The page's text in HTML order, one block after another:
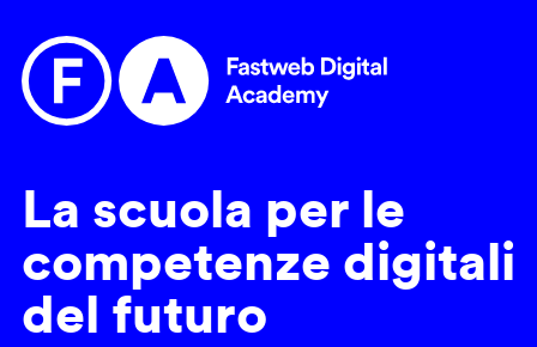
La scuola per le
competenze digitali
del futuro